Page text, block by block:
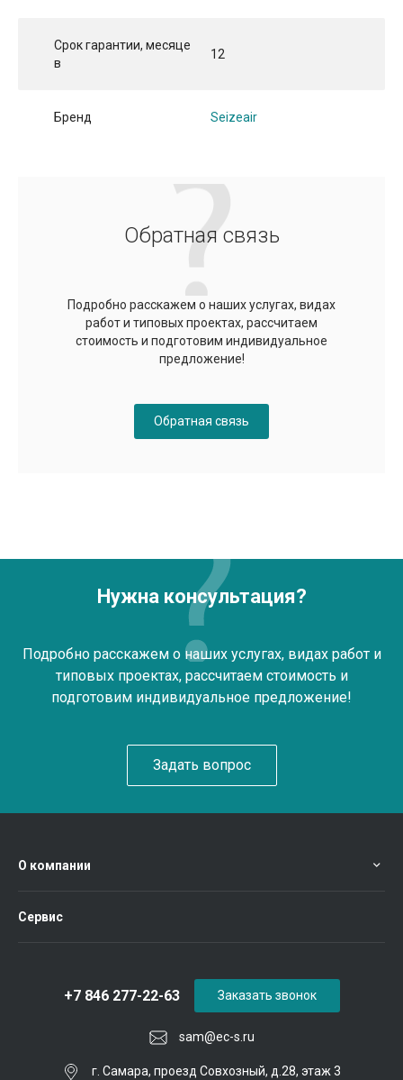
Срок гарантии, месяце
в
12
Бренд Seizeair
Обратная связь
Подробно расскажем о наших услугах, видах
работ и типовых проектах, рассчитаем
стоимость и подготовим индивидуальное
предложение!
Обратная связь
Нужна консультация?
Подробно расскажем о наших услугах, видах работ и
типовых проектах, рассчитаем стоимость и
подготовим индивидуальное предложение!
Задать вопрос
О компании
Сервис
sam@ec-s.ru
+7 846 277-22-63
г. Самара, проезд Совхозный, д.28, этаж 3
Заказать звонок